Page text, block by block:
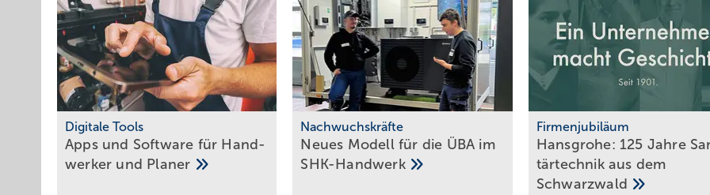
Digitale Tools
Apps und Soft­ware für Hand­
werker und Planer
Nachwuchskräfte
Neues Modell für die ÜBA im
SHK-Handwerk
Firmenjubiläum
Hansgrohe: 125 Jahre
tär­tech­nik aus dem
Schwarz­wald